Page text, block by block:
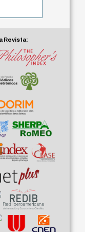
Revista: